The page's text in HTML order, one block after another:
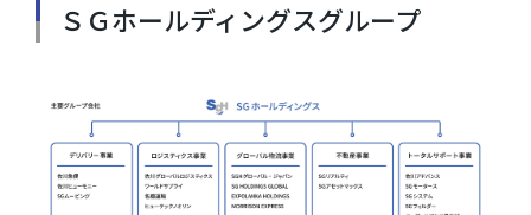
ＳＧホールディングスグループ